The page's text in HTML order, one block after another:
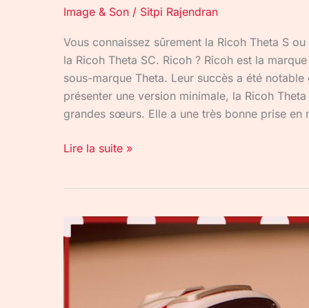
Image & Son / Sitpi Rajendran
Vous connaissez sûrement la Ricoh Theta S
la Ricoh Theta SC. Ricoh ? Ricoh est la
sous-marque Theta. Leur succès a été
présenter une version minimale, la Ricoh
grandes sœurs. Elle a une très bonne prise en
Lire la suite »
#RotekAdvent :
Apprendre
la